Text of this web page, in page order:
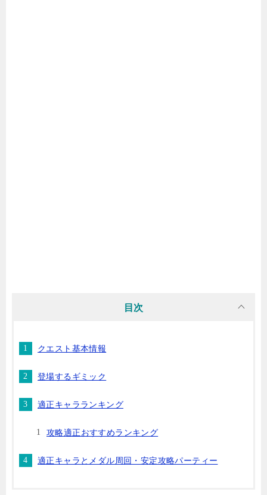
目次
クエスト基本情報
登場するギミック
適正キャラランキング
攻略適正おすすめランキング
適正キャラとメダル周回・安定攻略パーティー